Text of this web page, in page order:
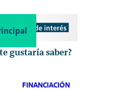
gustaría saber?
FINANCIACIÓN